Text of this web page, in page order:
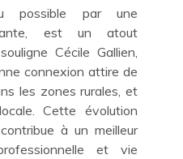
possible par une
est un atout
Cécile Gallien,
connexion attire de
les zones rurales, et
Cette évolution
à un meilleur
et vie